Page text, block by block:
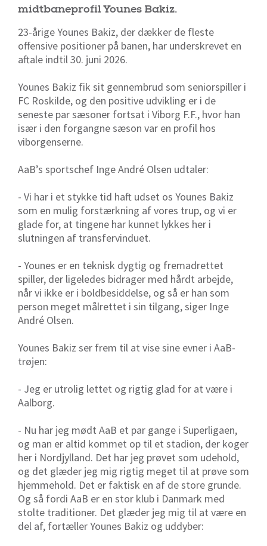
midtbaneprofil Younes Bakiz.
23-årige Younes Bakiz, der dækker de fleste
offensive positioner på banen, har underskrevet en
aftale indtil 30. juni 2026.
Younes Bakiz fik sit gennembrud som seniorspiller i
FC Roskilde, og den positive udvikling er i de
seneste par sæsoner fortsat i Viborg F.F., hvor han
især i den forgangne sæson var en profil hos
viborgenserne.
AaB’s sportschef Inge André Olsen udtaler:
- Vi har i et stykke tid haft udset os Younes Bakiz
som en mulig forstærkning af vores trup, og vi er
glade for, at tingene har kunnet lykkes her i
slutningen af transfervinduet.
- Younes er en teknisk dygtig og fremadrettet
spiller, der ligeledes bidrager med hårdt arbejde,
når vi ikke er i boldbesiddelse, og så er han som
person meget målrettet i sin tilgang, siger Inge
André Olsen.
Younes Bakiz ser frem til at vise sine evner i AaB-
trøjen:
- Jeg er utrolig lettet og rigtig glad for at være i
Aalborg.
- Nu har jeg mødt AaB et par gange i Superligaen,
og man er altid kommet op til et stadion, der koger
her i Nordjylland. Det har jeg prøvet som udehold,
og det glæder jeg mig rigtig meget til at prøve som
hjemmehold. Det er faktisk en af de store grunde.
Og så fordi AaB er en stor klub i Danmark med
stolte traditioner. Det glæder jeg mig til at være en
del af, fortæller Younes Bakiz og uddyber: